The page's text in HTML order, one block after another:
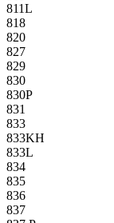
811L
818
820
827
829
830
830P
831
833
833KH
833L
834
835
836
837